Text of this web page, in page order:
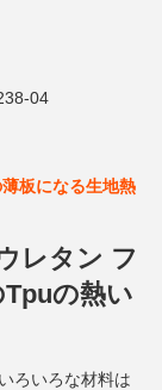
04
板になる生地熱
レタン フ
の熱い
ろいろな材料は